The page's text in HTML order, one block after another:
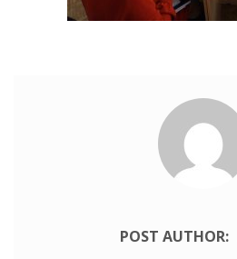
POST AUTHOR: